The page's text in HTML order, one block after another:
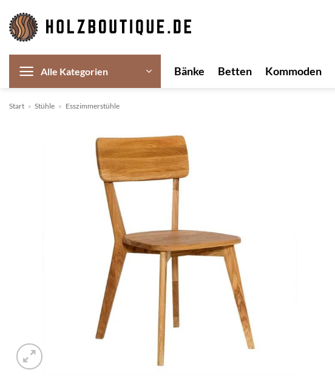
Inhalt
springen
Alle Kategorien Bänke Betten Kommoden
Start » Stühle » Esszimmerstühle